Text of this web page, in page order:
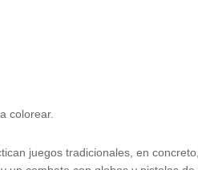
colorear.
juegos tradicionales, en